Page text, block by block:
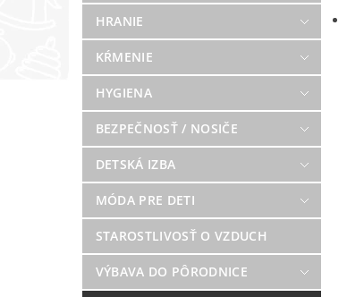
HRANIE
KŔMENIE
HYGIENA
BEZPEČNOSŤ / NOSIČE
DETSKÁ IZBA
MÓDA PRE DETI
STAROSTLIVOSŤ O VZDUCH
VÝBAVA DO PÔRODNICE